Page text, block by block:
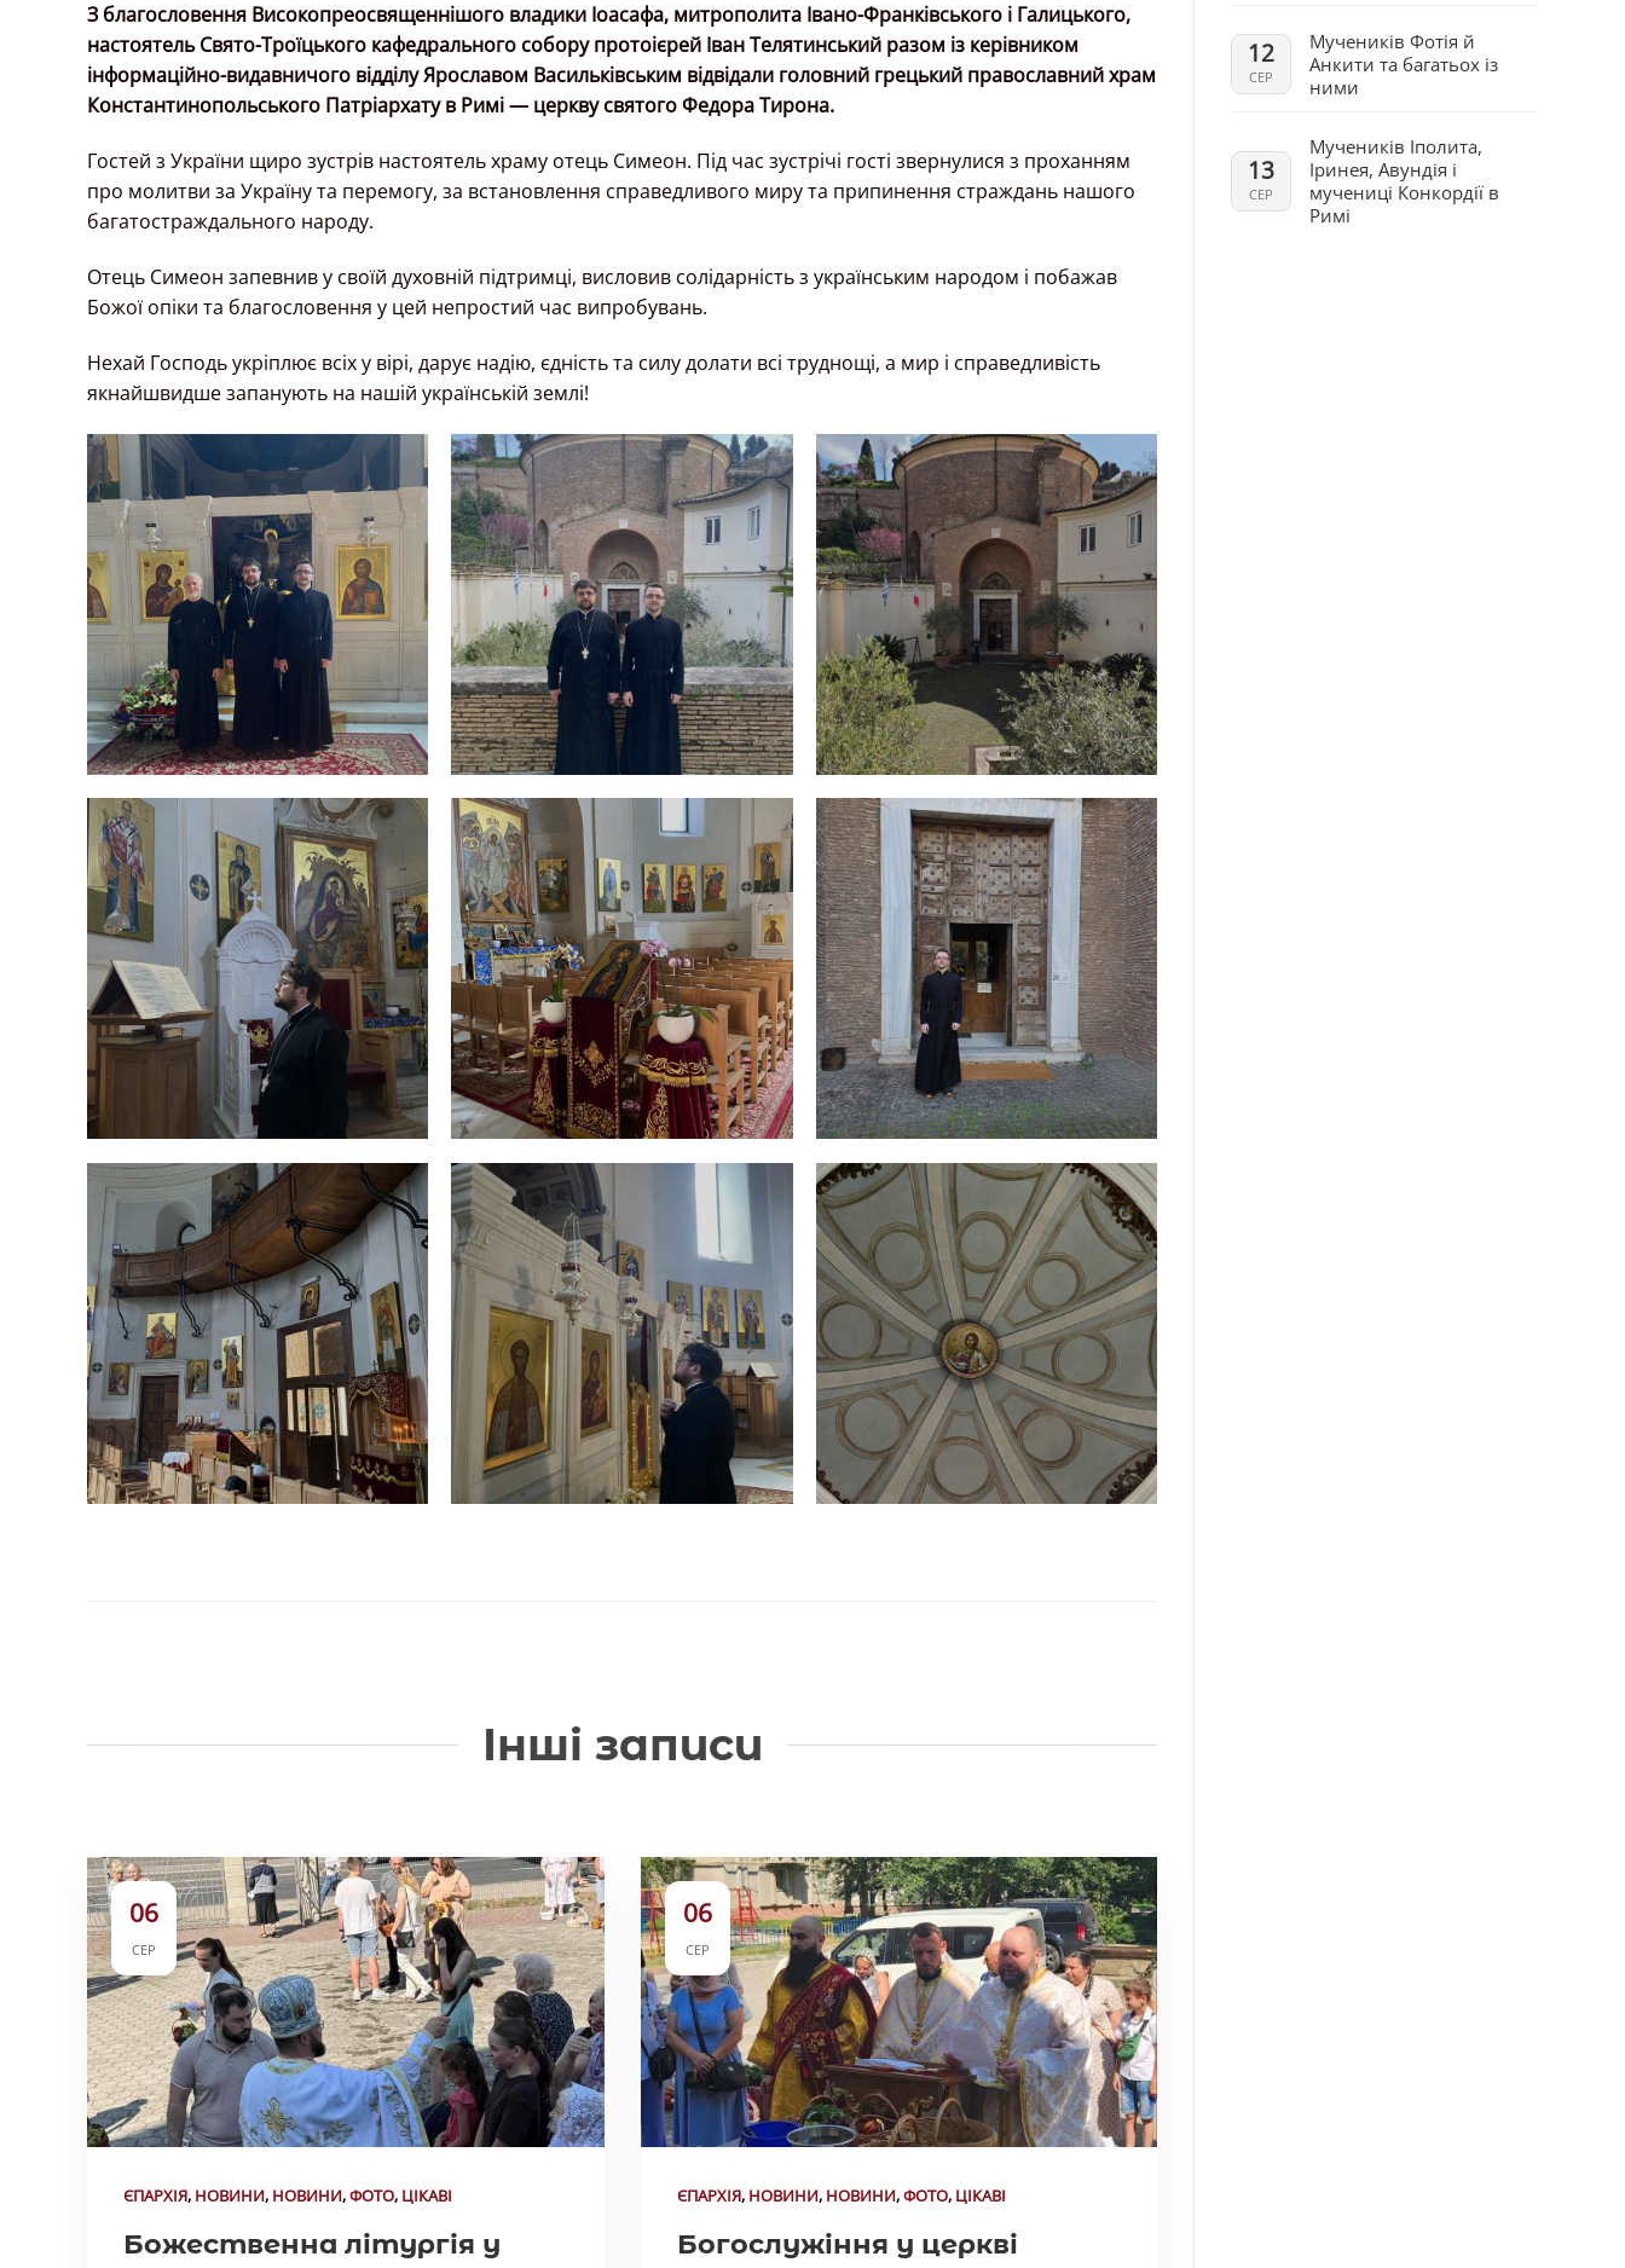
З благословення Високопреосвященнішого владики Іоасафа, митрополита Івано-Франківського і Галицького,
настоятель Свято-Троїцького кафедрального собору протоієрей Іван Телятинський разом із керівником
інформаційно-видавничого відділу Ярославом Васильківським відвідали головний грецький православний храм
Константинопольського Патріархату в Римі — церкву святого ФедораТирона.
Гостей з України щиро зустрів настоятель храму отець Симеон. Під час зустрічі гості звернулися з проханням
про молитви за Україну та перемогу, за встановлення справедливого миру та припинення страждань нашого
багатостраждального народу.
Отець Симеон запевнив у своїй духовній підтримці, висловив солідарність з українським народом і побажав
Божої опіки та благословення у цей непростий час випробувань.
Нехай Господь укріплює всіх у вірі, дарує надію, єдність та силу долати всі труднощі, а мир і справедливість
якнайшвидше запанують на нашій українській землі!
Інші записи
06
СЕР
ЄПАРХІЯ, НОВИНИ, НОВИНИ,ФОТО, ЦІКАВІ
Божественна літургія у
06
СЕР
ЄПАРХІЯ, НОВИНИ, НОВИНИ,ФОТО, ЦІКАВІ
Богослужіння у церкві
12
СЕР
Мучеників Фотія й
Анкити та багатьох із
ними
13
СЕР
Мучеників Іполита,
Іринея, Авундія і
мучениці Конкордії в
Римі